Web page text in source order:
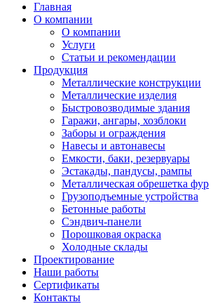
Главная
О компании
О компании
Услуги
Статьи и рекомендации
Продукция
Металлические конструкции
Металлические изделия
Быстровозводимые здания
Гаражи, ангары, хозблоки
Заборы и ограждения
Навесы и автонавесы
Емкости, баки, резервуары
Эстакады, пандусы, рампы
Металлическая обрешетка фур
Грузоподъемные устройства
Бетонные работы
Сэндвич-панели
Порошковая окраска
Холодные склады
Проектирование
Наши работы
Сертификаты
Контакты